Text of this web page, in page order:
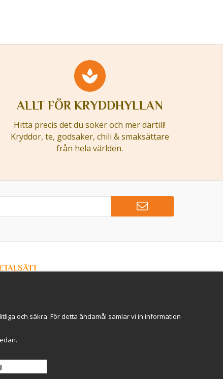
ALLT FÖR KRYDDHYLLAN
Hitta precis det du söker och mer därtill!
Kryddor, te, godsaker, chili & smaksättare
från hela världen.
och säkra. För detta ändamål samlar vi in information